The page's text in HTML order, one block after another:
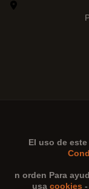
El uso de
n orden Para
usa cookies -